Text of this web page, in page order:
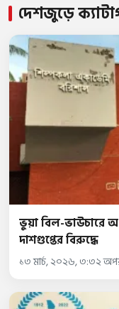
দেশজুড়ে
ভুয়া বিল-ভাউচারে
দাশগুপ্তের বিরুদ্ধে
১৩ মার্চ, ২০২৬, ৩:৩২